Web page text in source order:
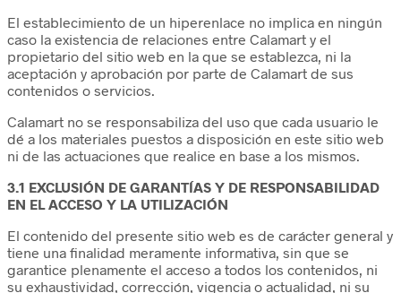
El establecimiento de un hiperenlace no implica en ningún
caso la existencia de relaciones entre Calamart y el
propietario del sitio web en la que se establezca, ni la
aceptación y aprobación por parte de Calamart de sus
contenidos o servicios.
Calamart no se responsabiliza del uso que cada usuario le
dé a los materiales puestos a disposición en este sitio web
ni de las actuaciones que realice en base a los mismos.
3.1 EXCLUSIÓN DE GARANTÍAS Y DE RESPONSABILIDAD
EN EL ACCESO Y LA UTILIZACIÓN
El contenido del presente sitio web es de carácter general y
tiene una finalidad meramente informativa, sin que se
garantice plenamente el acceso a todos los contenidos, ni
su exhaustividad, corrección, vigencia o actualidad, ni su